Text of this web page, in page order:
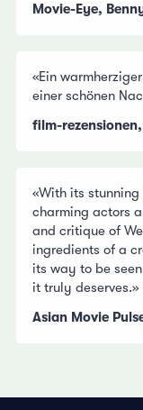
Movie-Eye,
«Ein
einer schönen
film-
«With its
charming actors
and critique of
ingredients of a
its way to be
it truly deserves.»
Asian Movie